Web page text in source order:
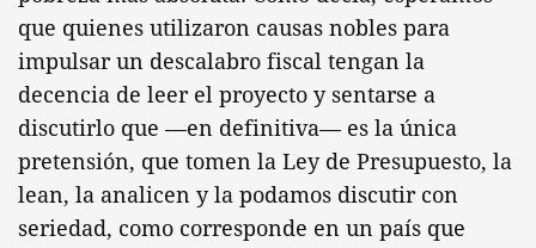
que quienes utilizaron causas nobles para
impulsar un descalabro fiscal tengan la
decencia de leer el proyecto y sentarse a
discutirlo que —en definitiva— es la única
pretensión, que tomen la Ley de Presupuesto, la
lean, la analicen y la podamos discutir con
seriedad, como corresponde en un país que